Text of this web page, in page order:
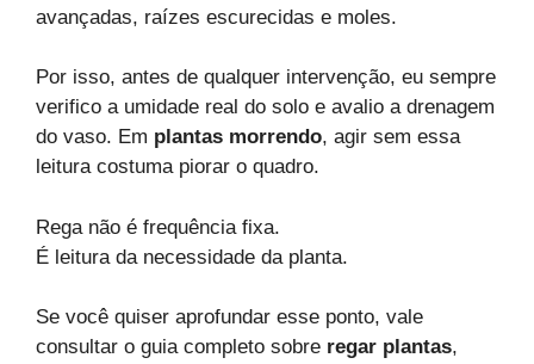
avançadas, raízes escurecidas e moles.
Por isso, antes de qualquer intervenção, eu sempre
verifico a umidade real do solo e avalio a drenagem
do vaso. Em plantas morrendo, agir sem essa
leitura costuma piorar o quadro.
Rega não é frequência fixa.
É leitura da necessidade da planta.
Se você quiser aprofundar esse ponto, vale
consultar o guia completo sobre regar plantas,